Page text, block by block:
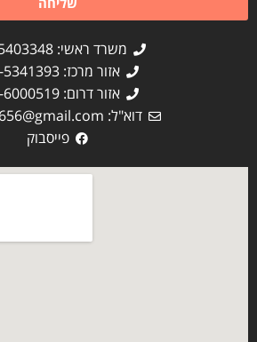
משרד ראשי: 076-5403348
אזור מרכז: 050-5341393
אזור דרום: 050-6000519
דוא"ל:
פייסבוק